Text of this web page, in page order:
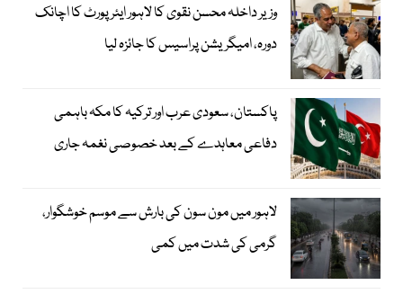
وزیر داخلہ محسن نقوی کا لاہور ایئر پورٹ کا اچانک
دورہ، امیگریشن پراسیس کا جائزہ لیا
پاکستان، سعودی عرب اور ترکیہ کا مکہ باہمی
دفاعی معاہدے کے بعد خصوصی نغمہ جاری
لاہور میں مون سون کی بارش سے موسم خوشگوار،
گرمی کی شدت میں کمی